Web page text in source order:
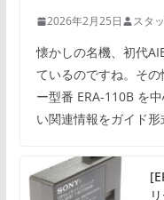
2026年2月25日 スタ
懐かしの名機、初代
ているのですね。そ
ー型番 ERA-110B を
い関連情報をガイド